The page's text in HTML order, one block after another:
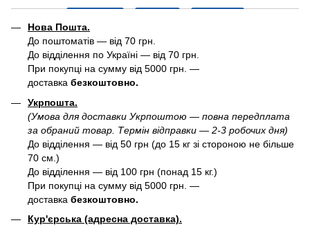
Нова Пошта.
До поштоматів — від 70 грн.
До відділення по Україні — від 70 грн.
При покупці на сумму від 5000 грн. —
доставка безкоштовно.
Укрпошта.
(Умова для доставки Укрпоштою — повна передплата
за обраний товар. Термін відправки — 2-3 робочих дня)
До відділення — від 50 грн (до 15 кг зі стороною не більше
70 см.)
До відділення — від 100 грн (понад 15 кг.)
При покупці на сумму від 5000 грн. —
доставка безкоштовно.
Кур'єрська (адресна доставка).